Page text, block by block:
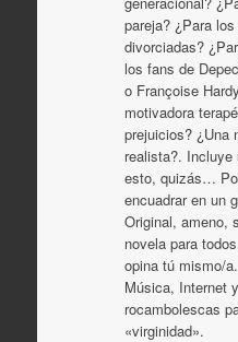
pareja? ¿Para
divorciadas?
los fans de
o Françoise
motivadora
prejuicios? ¿Una
realista?. Incluye
esto, quizás…
encuadrar en un
Original, ameno,
novela para
opina tú mismo/a.
Música, Internet
rocambolescas
«virginidad».